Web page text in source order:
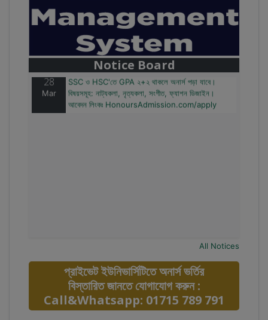
Notice Board
বাজেটের মধ্যে প্রাইভেট ইউনিভার্সিটিতে অনার্স পড়ার সুযোগ।
২০টির অধিক বিষয়, ৪ বছরে মোট খরচ ২ লক্ষ থেকে ৫ লক্ষ টাকা।
আবেদন লিংকঃ HonoursAdmission.com/apply
28
Mar
SSC ও HSC'তে GPA ২+২ থাকলে অনার্স পড়া যাবে।
বিষয়সমূহ: নাট্যকলা, নৃত্যকলা, সংগীত, ফ্যাশন ডিজাইন।
আবেদন লিংকঃ HonoursAdmission.com/apply
All Notices
প্রাইভেট ইউনিভার্সিটিতে অনার্স ভর্তির
বিস্তারিত জানতে যোগাযোগ করুন :
Call&Whatsapp: 01715 789 791